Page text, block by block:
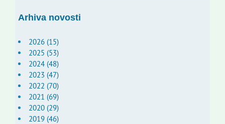
Arhiva novosti
2026 (15)
2025 (53)
2024 (48)
2023 (47)
2022 (70)
2021 (69)
2020 (29)
2019 (46)